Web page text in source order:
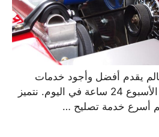
يقدم أفضل وأجود خدمات
طرق متنقلة، على مدار الأسبوع 24 ساعة في اليوم. نتميز
أسرع خدمة تصليح …